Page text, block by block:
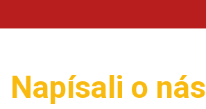
Napísali o nás